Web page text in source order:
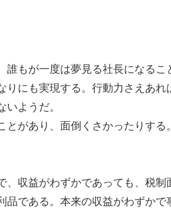
誰もが一度は夢見る社長になる
りにも実現する。行動力さえあ
ようだ。
があり、面倒くさかったりする。
、収益がわずかであっても、税
品である。本来の収益がわずか